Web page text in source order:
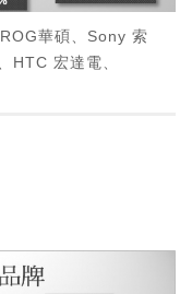
華碩、Sony 索
HTC 宏達電、